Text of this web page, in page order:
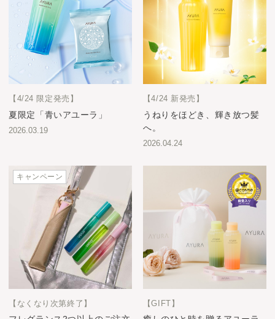
【4/24 限定発売】
夏限定「青いアユーラ」
2026.03.19
【4/24 新発売】
うねりをほどき、輝き放つ髪
へ。
2026.04.24
【なくなり次第終了】
キャンペーン
【GIFT】